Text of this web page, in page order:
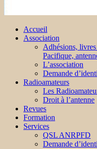
Accueil
Association
Adhésions,
Pacifique,
L’association
Demande
Radioamateurs
Les
Droit à l’antenne
Revues
Formation
Services
QSL ANRPFD
Demande